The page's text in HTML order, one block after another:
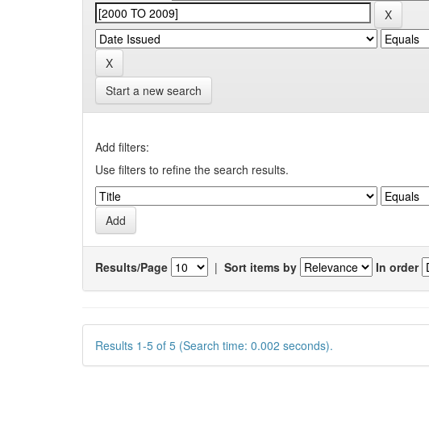
Start a new search
Add filters:
Use filters to refine the search results.
Results/Page | Sort items by In order
Results 1-5 of 5 (Search time: 0.002 seconds).